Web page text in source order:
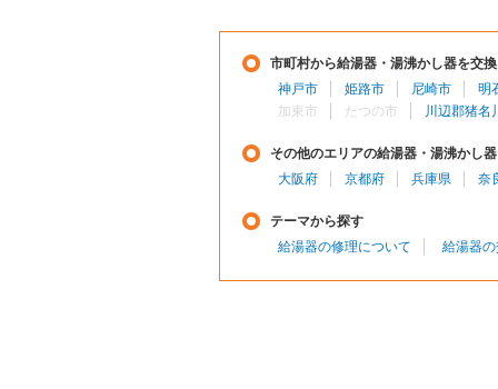
市町村から給湯器・湯沸かし器を交
神戸市
姫路市 尼崎市
明
加東市
たつの市 川辺郡猪名
その他のエリアの給湯器・湯沸かし
大阪府
京都府 兵庫県 奈
テーマから探す
給湯器の修理について
給湯器